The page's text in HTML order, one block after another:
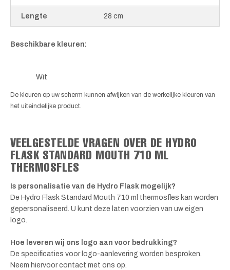
Lengte 28 cm
Beschikbare kleuren:
Wit
De kleuren op uw scherm kunnen afwijken van de werkelijke kleuren van
het uiteindelijke product.
VEELGESTELDE VRAGEN OVER DE HYDRO
FLASK STANDARD MOUTH 710 ML
THERMOSFLES
Is personalisatie van de Hydro Flask mogelijk?
De Hydro Flask Standard Mouth 710 ml thermosfles kan worden
gepersonaliseerd. U kunt deze laten voorzien van uw eigen
logo.
Hoe leveren wij ons logo aan voor bedrukking?
De specificaties voor logo-aanlevering worden besproken.
Neem hiervoor contact met ons op.